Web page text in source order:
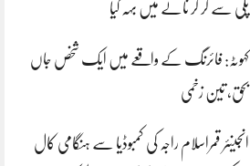
پلی سے گر کر نالے میں بہہ گیا
کہوٹہ: فائرنگ کے واقعے میں ایک شخص جاں
بحق، تین زخمی
انجینئر قمراسلام راجہ کی کمبوڈیا سے ہنگامی کال